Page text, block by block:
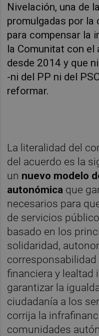
Nivelación, una de
promulgadas por
para compensar la
la Comunitat con
desde 2014 y que
-ni del PP ni del
reformar.
La literalidad del
del acuerdo es la
un nuevo modelo
autonómica que
necesarios para
de servicios
basado en los
solidaridad,
financiera y lealtad
garantizar la
ciudadanía a los
corrija la
comunidades